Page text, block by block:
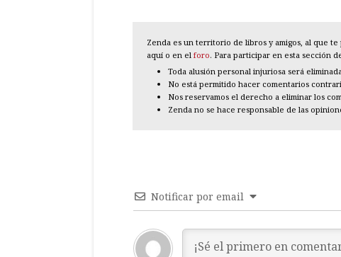
Zenda es un territorio de libros y amigos, al que
aquí o en el foro. Para participar en esta sección
Toda alusión personal injuriosa será
No está permitido hacer comentarios
Nos reservamos el derecho a eliminar los
Zenda no se hace responsable de las
Notificar por email